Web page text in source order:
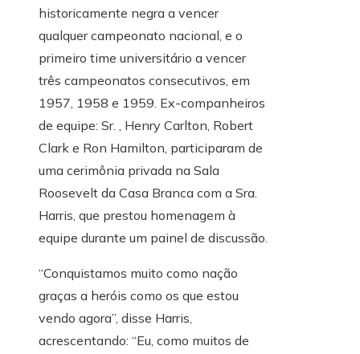
historicamente negra a vencer
qualquer campeonato nacional, e o
primeiro time universitário a vencer
três campeonatos consecutivos, em
1957, 1958 e 1959. Ex-companheiros
de equipe: Sr. , Henry Carlton, Robert
Clark e Ron Hamilton, participaram de
uma cerimônia privada na Sala
Roosevelt da Casa Branca com a Sra.
Harris, que prestou homenagem à
equipe durante um painel de discussão.
“Conquistamos muito como nação
graças a heróis como os que estou
vendo agora”, disse Harris,
acrescentando: “Eu, como muitos de